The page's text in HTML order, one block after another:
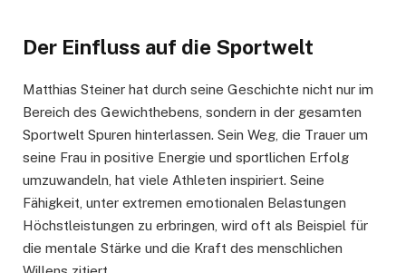
Der Einfluss auf die Sportwelt
Matthias Steiner hat durch seine Geschichte nicht nur im
Bereich des Gewichthebens, sondern in der gesamten
Sportwelt Spuren hinterlassen. Sein Weg, die Trauer um
seine Frau in positive Energie und sportlichen Erfolg
umzuwandeln, hat viele Athleten inspiriert. Seine
Fähigkeit, unter extremen emotionalen Belastungen
Höchstleistungen zu erbringen, wird oft als Beispiel für
die mentale Stärke und die Kraft des menschlichen